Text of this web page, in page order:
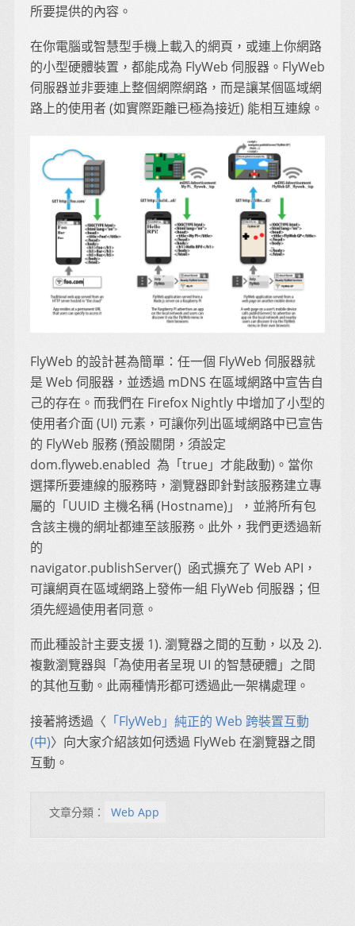
所要提供的內容。
在你電腦或智慧型手機上載入的網頁，或連上你網路
的小型硬體裝置，都能成為 FlyWeb 伺服器。FlyWeb
伺服器並非要連上整個網際網路，而是讓某個區域網
路上的使用者 (如實際距離已極為接近) 能相互連線。
FlyWeb 的設計甚為簡單：任一個 FlyWeb 伺服器就
是 Web 伺服器，並透過 mDNS 在區域網路中宣告自
己的存在。而我們在 Firefox Nightly 中增加了小型的
使用者介面 (UI) 元素，可讓你列出區域網路中已宣告
的 FlyWeb 服務 (預設關閉，須設定
dom.flyweb.enabled 為「true」才能啟動)。當你
選擇所要連線的服務時，瀏覽器即針對該服務建立專
屬的「UUID 主機名稱 (Hostname)」，並將所有包
含該主機的網址都連至該服務。此外，我們更透過新
的
navigator.publishServer() 函式擴充了 Web API，
可讓網頁在區域網路上發佈一組 FlyWeb 伺服器；但
須先經過使用者同意。
而此種設計主要支援 1). 瀏覽器之間的互動，以及 2).
複數瀏覽器與「為使用者呈現 UI 的智慧硬體」之間
的其他互動。此兩種情形都可透過此一架構處理。
接著將透過〈 「FlyWeb」純正的 Web 跨裝置互動
(中)〉向大家介紹該如何透過 FlyWeb 在瀏覽器之間
互動。
文章分類： Web App